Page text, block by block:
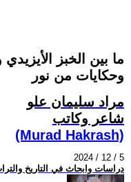
ما بين الخبز
وحكايات من نور
مراد سليمان علو
شاعر وكاتب
(Murad Hakrash)
2024 / 12 / 5
دراسات وابحاث في التاريخ